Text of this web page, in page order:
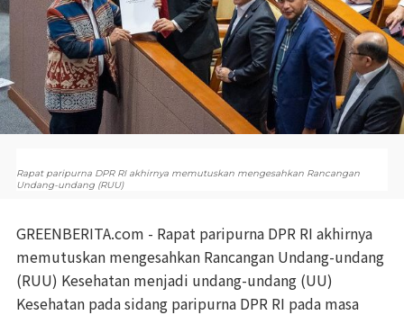
Rapat paripurna DPR RI akhirnya memutuskan mengesahkan Rancangan
Undang-undang (RUU)
GREENBERITA.com - Rapat paripurna DPR RI akhirnya
memutuskan mengesahkan Rancangan Undang-undang
(RUU) Kesehatan menjadi undang-undang (UU)
Kesehatan pada sidang paripurna DPR RI pada masa